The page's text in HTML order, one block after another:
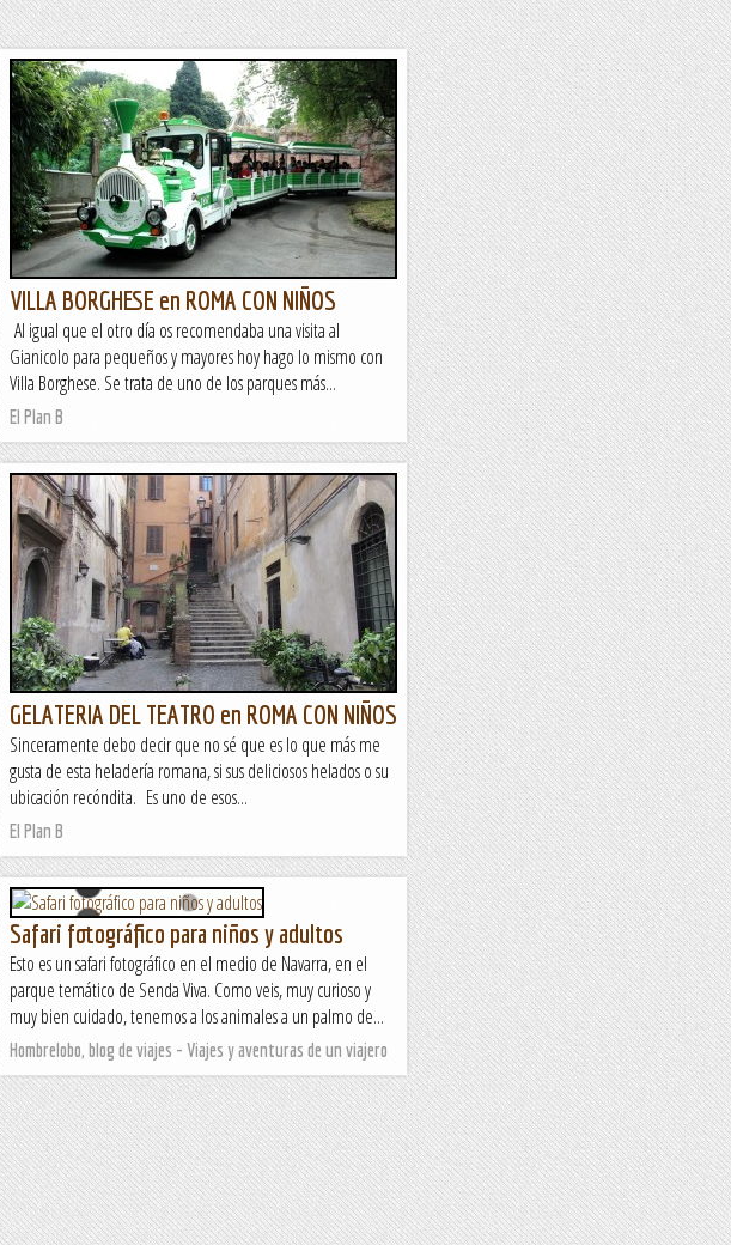
VILLA BORGHESE en ROMA CON NIÑOS
Al igual que el otro día os recomendaba una visita al
Gianicolo para pequeños y mayores hoy hago lo mismo con
Villa Borghese. Se trata de uno de los parques más...
El Plan B
GELATERIA DEL TEATRO en ROMA CON NIÑOS
Sinceramente debo decir que no sé que es lo que más me
gusta de esta heladería romana, si sus deliciosos helados o su
ubicación recóndita. Es uno de esos...
El Plan B
Safari fotográfico para niños y adultos
Esto es un safari fotográfico en el medio de Navarra, en el
parque temático de Senda Viva. Como veis, muy curioso y
muy bien cuidado, tenemos a los animales a un palmo de...
Hombrelobo, blog de viajes - Viajes y aventuras de un viajero